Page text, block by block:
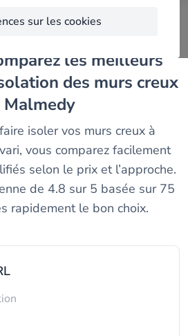
sur les cookies
des murs creux
Malmedy
isoler vos murs creux à
vous comparez facilement
selon le prix et l’approche.
de 4.8 sur 5 basée sur 75
rapidement le bon choix.